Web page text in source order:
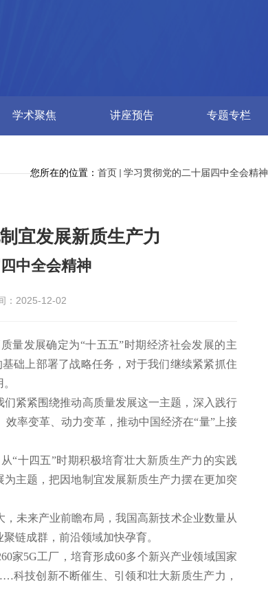
学术聚焦 讲座预告 专题专栏
您所在的位置： 首页 学习贯彻党的二十届四中全会精神
宜发展新质生产力
中全会精神
：2025-12-02
量发展确定为“十五五”时期经济社会发展的主
础上部署了战略任务，对于我们继续紧紧抓住
紧紧围绕推动高质量发展这一主题，深入践行
率变革、动力变革，推动中国经济在“量”上接
“十四五”时期积极培育壮大新质生产力的实践
主题，把因地制宜发展新质生产力摆在更加突
未来产业前瞻布局，我国高新技术企业数量从
链成群，前沿领域加快孕育。
家5G工厂，培育形成60多个新兴产业领域国家
科技创新不断催生、引领和壮大新质生产力，